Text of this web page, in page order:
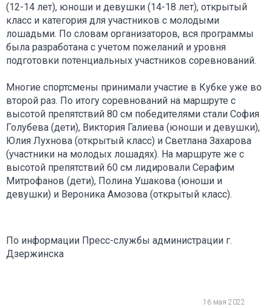
(12-14 лет), юноши и девушки (14-18 лет), открытый
класс и категория для участников с молодыми
лошадьми. По словам организаторов, вся программы
была разработана с учетом пожеланий и уровня
подготовки потенциальных участников соревнований.
Многие спортсмены принимали участие в Кубке уже во
второй раз. По итогу соревнований на маршруте с
высотой препятствий 80 см победителями стали София
Голубева (дети), Виктория Галиева (юноши и девушки),
Юлия Лухнова (открытый класс) и Светлана Захарова
(участники на молодых лошадях). На маршруте же с
высотой препятствий 60 см лидировали Серафим
Митрофанов (дети), Полина Ушакова (юноши и
девушки) и Вероника Амозова (открытый класс).
По информации Пресс-службы администрации г.
Дзержинска
16 мая 2022